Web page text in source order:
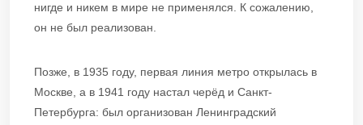
нигде и никем в мире не применялся. К сожалению,
он не был реализован.
Позже, в 1935 году, первая линия метро открылась в
Москве, а в 1941 году настал черёд и Санкт-
Петербурга: был организован Ленинградский